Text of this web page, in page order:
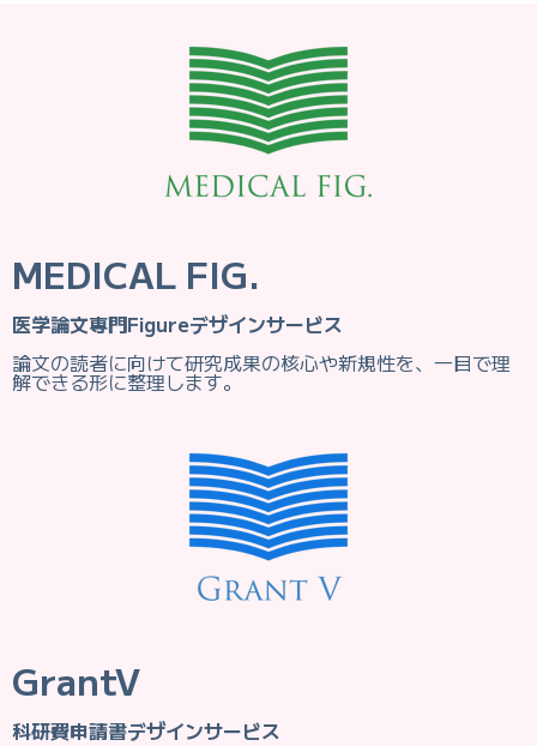
MEDICAL FIG.
医学論文専門Figureデザインサービス
論文の読者に向けて研究成果の核心や新規性を、一目で理
解できる形に整理します。
GrantV
科研費申請書デザインサービス